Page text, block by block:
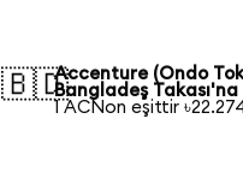
🇧🇩Accenture (Ondo
Bangladeş Takası'na
1 ACNon eşittir